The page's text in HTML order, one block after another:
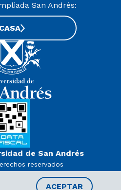
ACEPTAR
de San Andrés
reservados
PEN 978/07
San Andrés:
CASA